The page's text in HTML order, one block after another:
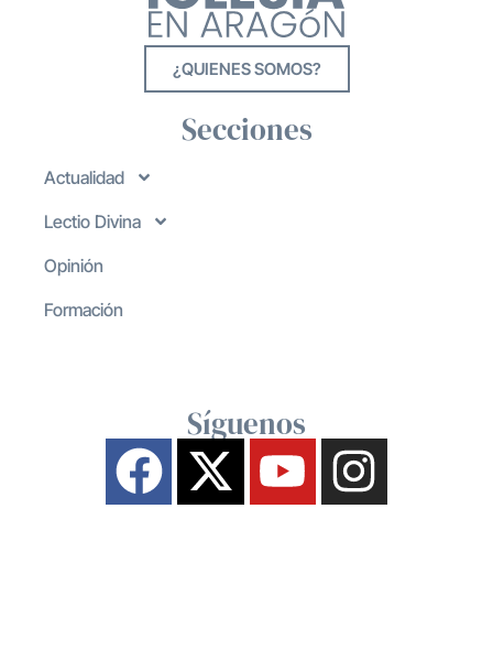
¿QUIENES SOMOS?
Secciones
Actualidad
Lectio Divina
Opinión
Formación
Síguenos